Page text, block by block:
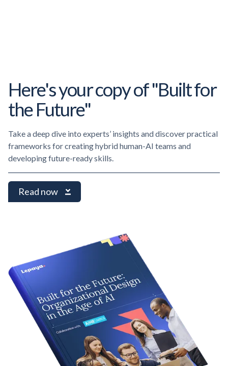
Here's your copy of "Built for
the Future"
Take a deep dive into experts’ insights and discover practical
frameworks for creating hybrid human-AI teams and
developing future-ready skills.
Read now